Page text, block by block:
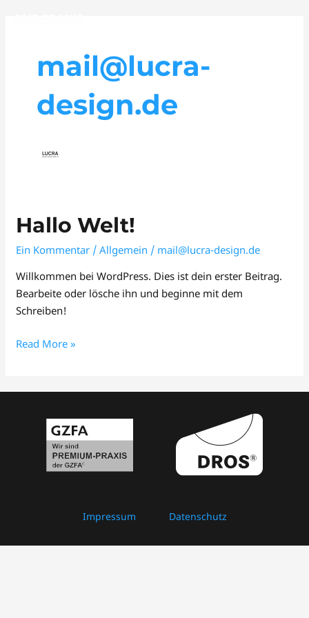
mail@lucra-
design.de
Hallo Welt!
Ein Kommentar /Allgemein / mail@lucra-design.de
Willkommen bei WordPress. Dies ist dein erster Beitrag.
Bearbeite oder lösche ihn und beginne mit dem
Schreiben!
Hallo
Welt!
Read More »
Impressum Datenschutz